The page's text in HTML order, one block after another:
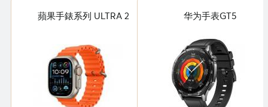
蘋果手錶系列 ULTRA 2 华为手表GT5